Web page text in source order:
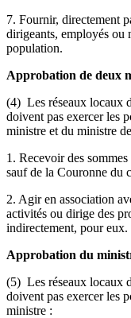
7. Fournir, directement
dirigeants, employés ou
population.
Approbation de deux
(4) Les réseaux locaux
doivent pas exercer les
ministre et du ministre
1. Recevoir des
sauf de la Couronne du
2. Agir en association
activités ou dirige des
indirectement, pour eux.
Approbation du
(5) Les réseaux locaux
doivent pas exercer les
ministre :